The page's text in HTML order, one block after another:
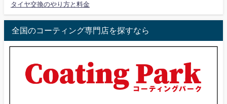
タイヤ交換のやり方と料金
全国のコーティング専門店を探すなら